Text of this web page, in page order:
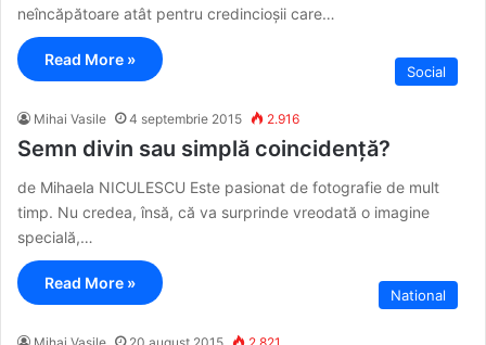
neîncăpătoare atât pentru credincioșii care…
Read More »
Social
Mihai Vasile 4 septembrie 2015 2.916
Semn divin sau simplă coincidență?
de Mihaela NICULESCU Este pasionat de fotografie de mult
timp. Nu credea, însă, că va surprinde vreodată o imagine
specială,…
Read More »
National